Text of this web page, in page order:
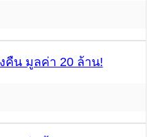
น มูลค่า 20 ล้าน!